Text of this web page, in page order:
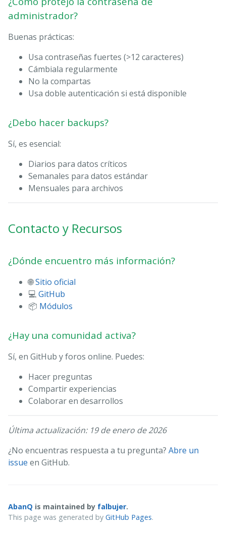
administrador?
Buenas prácticas:
Usa contraseñas fuertes (>12 caracteres)
Cámbiala regularmente
No la compartas
Usa doble autenticación si está disponible
¿Debo hacer backups?
Sí, es esencial:
Diarios para datos críticos
Semanales para datos estándar
Mensuales para archivos
Contacto y Recursos
¿Dónde encuentro más información?
🌐Sitio oficial
💻GitHub
📦 Módulos
¿Hay una comunidad activa?
Sí, en GitHub y foros online. Puedes:
Hacer preguntas
Compartir experiencias
Colaborar en desarrollos
Última actualización: 19 de enero de 2026
¿No encuentras respuesta a tu pregunta? Abre un
issue en GitHub.
AbanQ is maintained by falbujer.
This page was generated by GitHub Pages.